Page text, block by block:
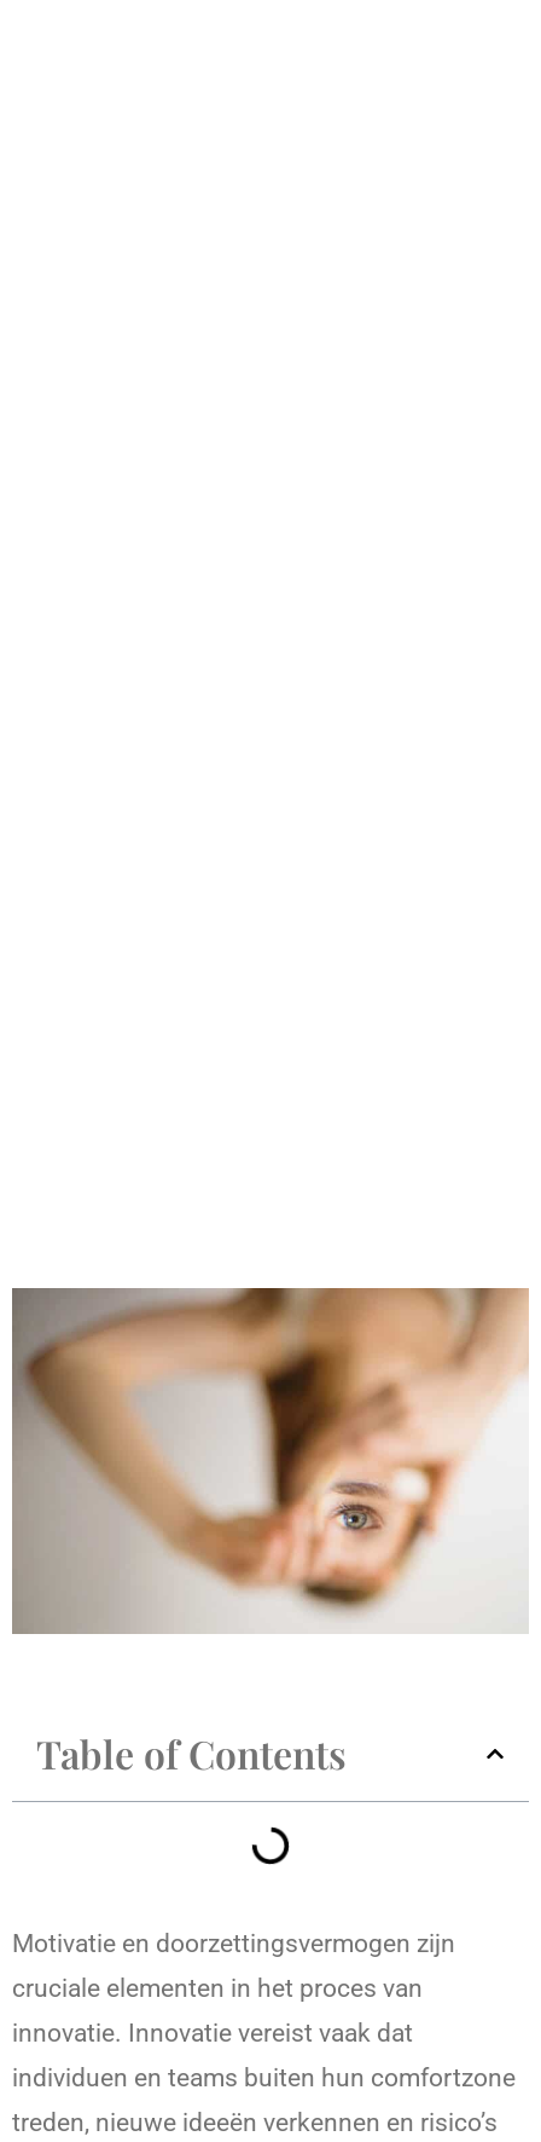
Table of Contents
Motivatie en doorzettingsvermogen zijn
cruciale elementen in het proces van
innovatie. Innovatie vereist vaak dat
individuen en teams buiten hun comfortzone
treden, nieuwe ideeën verkennen en risico’s